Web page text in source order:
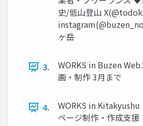
史/低山登山
ヶ岳
3.
WORKS in Buzen
画・制作 3月まで
4.
WORKS in
ページ制作・作成支援